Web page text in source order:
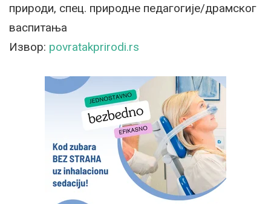
природи, спец. природне педагогије/драмског
васпитања
Извор: povratakprirodi.rs